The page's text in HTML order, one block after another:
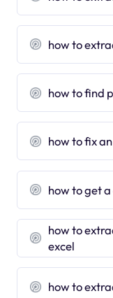
how to
how to find
how to fix
how to get
how to
excel
how to